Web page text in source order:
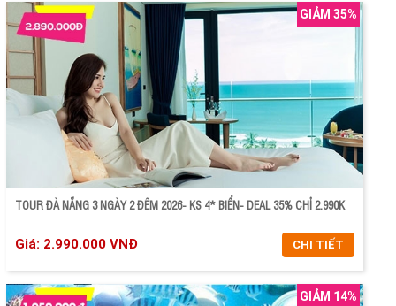
CHI TIẾT
GIẢM 35%
TOUR ĐÀ NẴNG 3 NGÀY 2 ĐÊM 2026- KS 4* BIỂN- DEAL 35% CHỈ 2.990K
Giá: 2.990.000 VNĐ CHI TIẾT
GIẢM 14%